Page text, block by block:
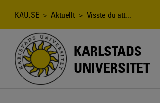
Länkstig
KAU.SE > Aktuellt > Visste du att...
KARLSTADS
UNIVERSITET